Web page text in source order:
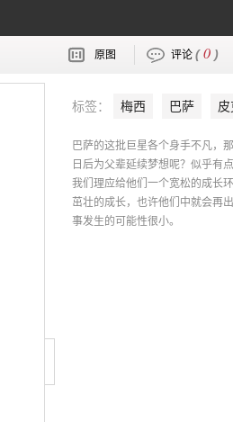
原图 评论 (0 )
标签： 梅西 巴萨 皮
巴萨的这批巨星各个身手不凡，
日后为父辈延续梦想呢？似乎有
我们理应给他们一个宽松的成长
茁壮的成长，也许他们中就会再
事发生的可能性很小。